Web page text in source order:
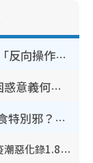
WhatsApp預設貼圖點刪？揭1招「反向操作」還原簡潔介面 附3步實測教學
香港山邊鐵閘邊門大開？內地客困惑意義何在！網民神回覆：呢種叫法理性防禦
鬼門開2026｜農曆七月撞正日全食特別邪？專家警告切忌做一事！揭4大禁忌+2招保平安
奪命寄生蟲｜食生菜狂瀉首現死者！疫潮惡化錄1.8萬宗病例 揭洗菜3大謬誤